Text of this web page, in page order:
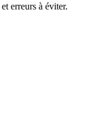
erreurs à éviter.